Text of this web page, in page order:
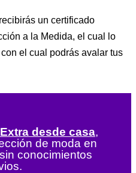
un certificado
a la Medida, el cual lo
el cual podrás avalar tus
desde casa,
de moda en
conocimientos